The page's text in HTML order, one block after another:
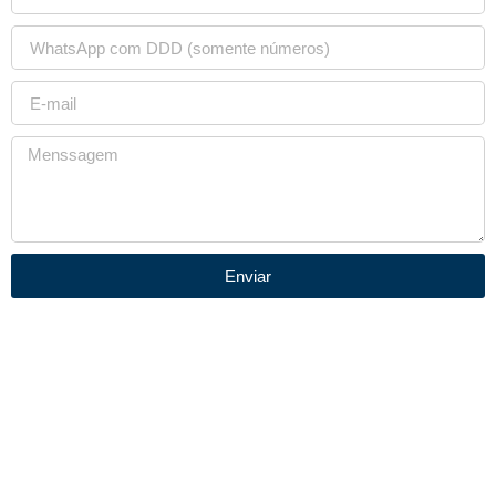
Enviar